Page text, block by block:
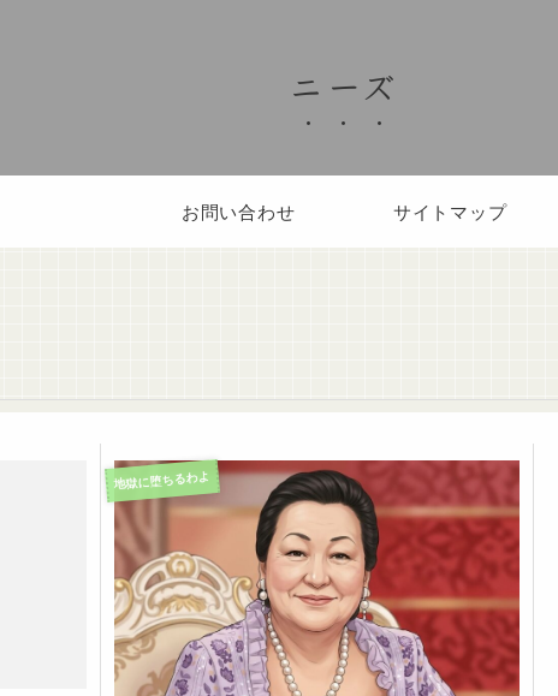
ニーズ
お問い合わせ サイトマップ
地獄に堕ちるわよ